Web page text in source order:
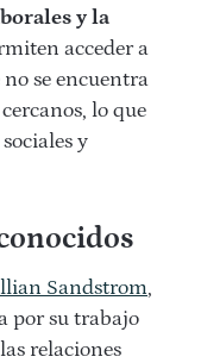
y la
acceder a
se encuentra
lo que
y
Sandstrom,
por su trabajo
relaciones